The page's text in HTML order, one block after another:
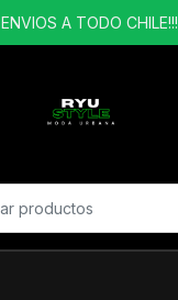
ENVIOS A TODO CHILE!!!